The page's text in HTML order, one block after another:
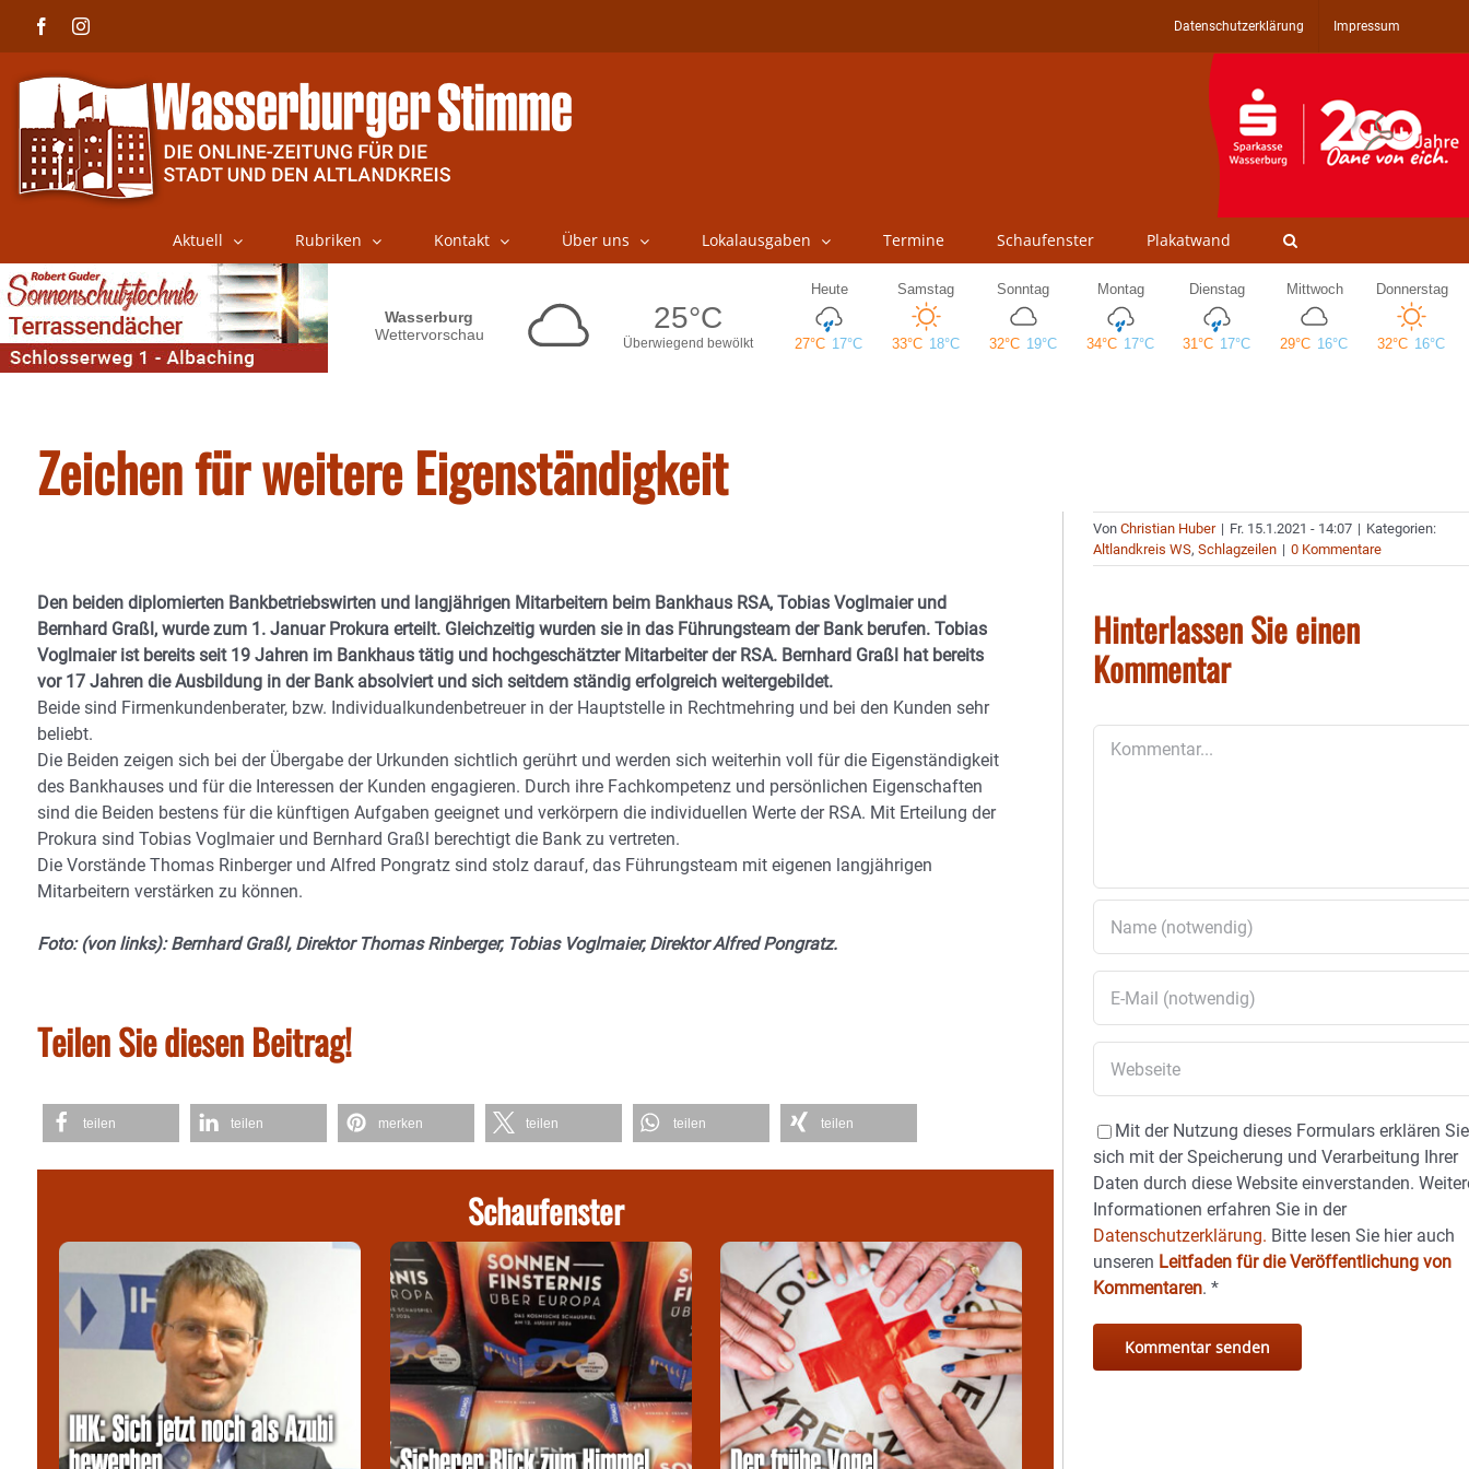
FacebookInstagram Datenschutzerklärung Impressum
Aktuell Rubriken Kontakt Über uns Lokalausgaben Termine Schaufenster Plakatwand
Zeichen für weitere Eigenständigkeit
Den beiden diplomierten Bankbetriebswirten und langjährigen Mitarbeitern beim Bankhaus RSA, Tobias Voglmaier und
Bernhard Graßl, wurde zum 1. Januar Prokura erteilt. Gleichzeitig wurden sie in das Führungsteam der Bank berufen. Tobias
Voglmaier ist bereits seit 19 Jahren im Bankhaus tätig und hochgeschätzter Mitarbeiter der RSA. Bernhard Graßl hat bereits
vor 17 Jahren die Ausbildung in der Bank absolviert und sich seitdem ständig erfolgreich weitergebildet.
Beide sind Firmenkundenberater, bzw. Individualkundenbetreuer in der Hauptstelle in Rechtmehring und bei den Kunden sehr
beliebt.
Die Beiden zeigen sich bei der Übergabe der Urkunden sichtlich gerührt und werden sich weiterhin voll für die Eigenständigkeit
des Bankhauses und für die Interessen der Kunden engagieren. Durch ihre Fachkompetenz und persönlichen Eigenschaften
sind die Beiden bestens für die künftigen Aufgaben geeignet und verkörpern die individuellen Werte der RSA. Mit Erteilung der
Prokura sind Tobias Voglmaier und Bernhard Graßl berechtigt die Bank zu vertreten.
Die Vorstände Thomas Rinberger und Alfred Pongratz sind stolz darauf, das Führungsteam mit eigenen langjährigen
Mitarbeitern verstärken zu können.
Foto: (von links): Bernhard Graßl, Direktor Thomas Rinberger, Tobias Voglmaier, Direktor Alfred Pongratz.
Teilen Sie diesen Beitrag!
teilen teilen merken teilen teilen teilen
Schaufenster
VonChristian Huber | Fr. 15.1.2021 - 14:07 | Kategorien:
Altlandkreis WS,Schlagzeilen | 0 Kommentare
Hinterlassen Sie einen
Kommentar
Mit der Nutzung dieses Formulars erklären Sie
sich mit der Speicherung und Verarbeitung Ihrer
Daten durch diese Website einverstanden.
Informationen erfahren Sie in der
Datenschutzerklärung. Bitte lesen Sie hier auch
unseren Leitfaden für die Veröffentlichung von
Kommentaren.*